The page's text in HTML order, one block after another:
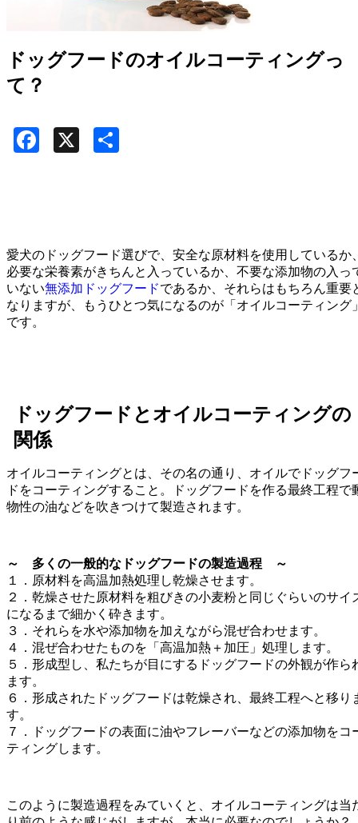
ドッグフードのオイルコーティングっ
て？
Facebook
愛犬のドッグフード選びで、安全な原材料を使用しているか
必要な栄養素がきちんと入っているか、不要な添加物の入っ
いない無添加ドッグフードであるか、それらはもちろん重要
なりますが、もうひとつ気になるのが「オイルコーティング
です。
ドッグフードとオイルコーティングの
関係
オイルコーティングとは、その名の通り、オイルでドッグフ
ドをコーティングすること。ドッグフードを作る最終工程で
物性の油などを吹きつけて製造されます。
～ 多くの一般的なドッグフードの製造過程 ～
１．原材料を高温加熱処理し乾燥させます。
２．乾燥させた原材料を粗びきの小麦粉と同じぐらいのサイ
になるまで細かく砕きます。
３．それらを水や添加物を加えながら混ぜ合わせます。
４．混ぜ合わせたものを「高温加熱＋加圧」処理します。
５．形成型し、私たちが目にするドッグフードの外観が作ら
ます。
６．形成されたドッグフードは乾燥され、最終工程へと移り
す。
７．ドッグフードの表面に油やフレーバーなどの添加物をコ
ティングします。
このように製造過程をみていくと、オイルコーティングは当